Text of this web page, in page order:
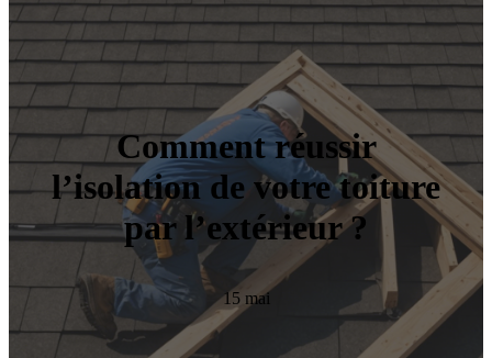
Comment réussir
l’isolation de votre toiture
par l’extérieur ?
15 mai